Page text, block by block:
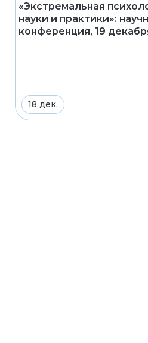
«Экстремальная
науки и практики»:
конференция, 19
18 дек.